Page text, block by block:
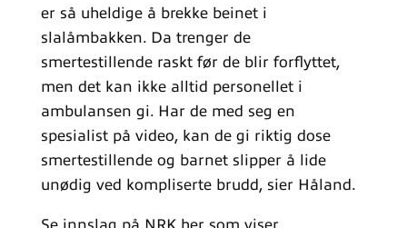
er så uheldige å brekke beinet i
slalåmbakken. Da trenger de
smertestillende raskt før de blir forflyttet,
men det kan ikke alltid personellet i
ambulansen gi. Har de med seg en
spesialist på video, kan de gi riktig dose
smertestillende og barnet slipper å lide
unødig ved kompliserte brudd, sier Håland.
Se innslag på NRK her som viser